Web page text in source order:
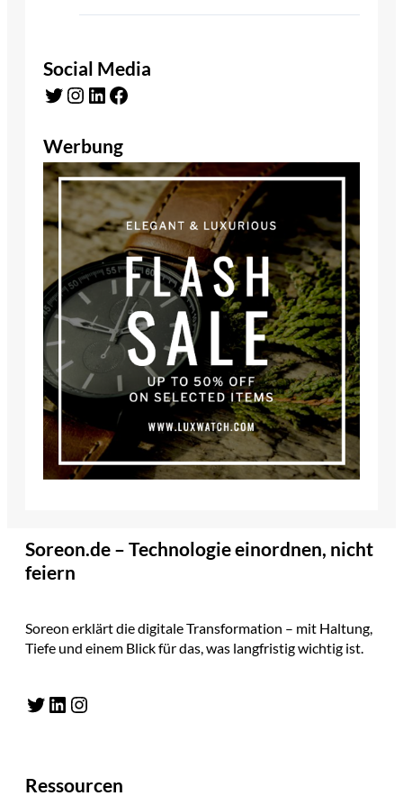
Social Media
Twitter Instagram LinkedIn Facebook
Werbung
Soreon.de – Technologie einordnen, nicht
feiern
Soreon erklärt die digitale Transformation – mit Haltung,
Tiefe und einem Blick für das, was langfristig wichtig ist.
Twitter LinkedIn Instagram
Ressourcen